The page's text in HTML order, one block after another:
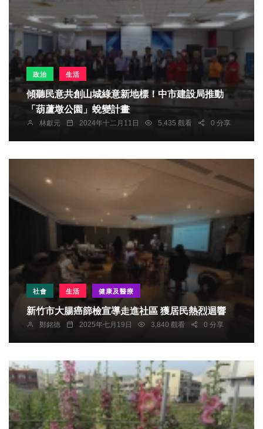
政治 生活
傾聽民意共創山城綠意新地標！中市建設局推動
「葫蘆墩公園」蛻變計畫
林獻元 2024年十二月11日 5,435 觀看 0 分享
社會 生活 健康及醫療
新竹市大腸癌篩檢宣導走進社區 獲居民熱烈迴響
鄭銘德 2025年七月19日 3,840 觀看 0 分享